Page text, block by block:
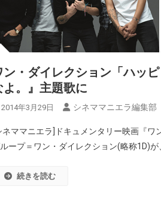
ン・ダイレクション「ハッ
よ。』主題歌に
2014年3月29日 シネママニエラ編集部
ネママニエラ]ドキュメンタリー映画『ワ
ープ＝ワン・ダイレクション(略称1D)
続きを読む